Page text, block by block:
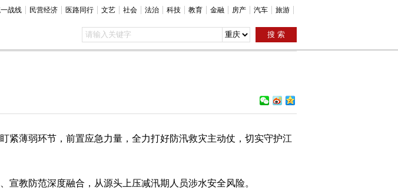
战线 民营经济 医路同行 文艺 社会 法治 科技 教育 金融 房产 汽车 旅游
薄弱环节，前置应急力量，全力打好防汛救灾主动仗，切实守护江
教防范深度融合，从源头上压减汛期人员涉水安全风险。